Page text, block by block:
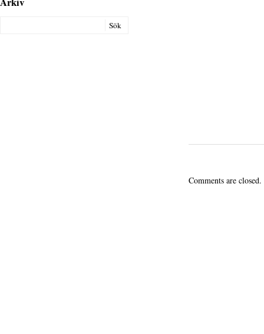
Comments are closed.